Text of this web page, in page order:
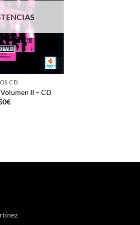
CD
II – CD
€